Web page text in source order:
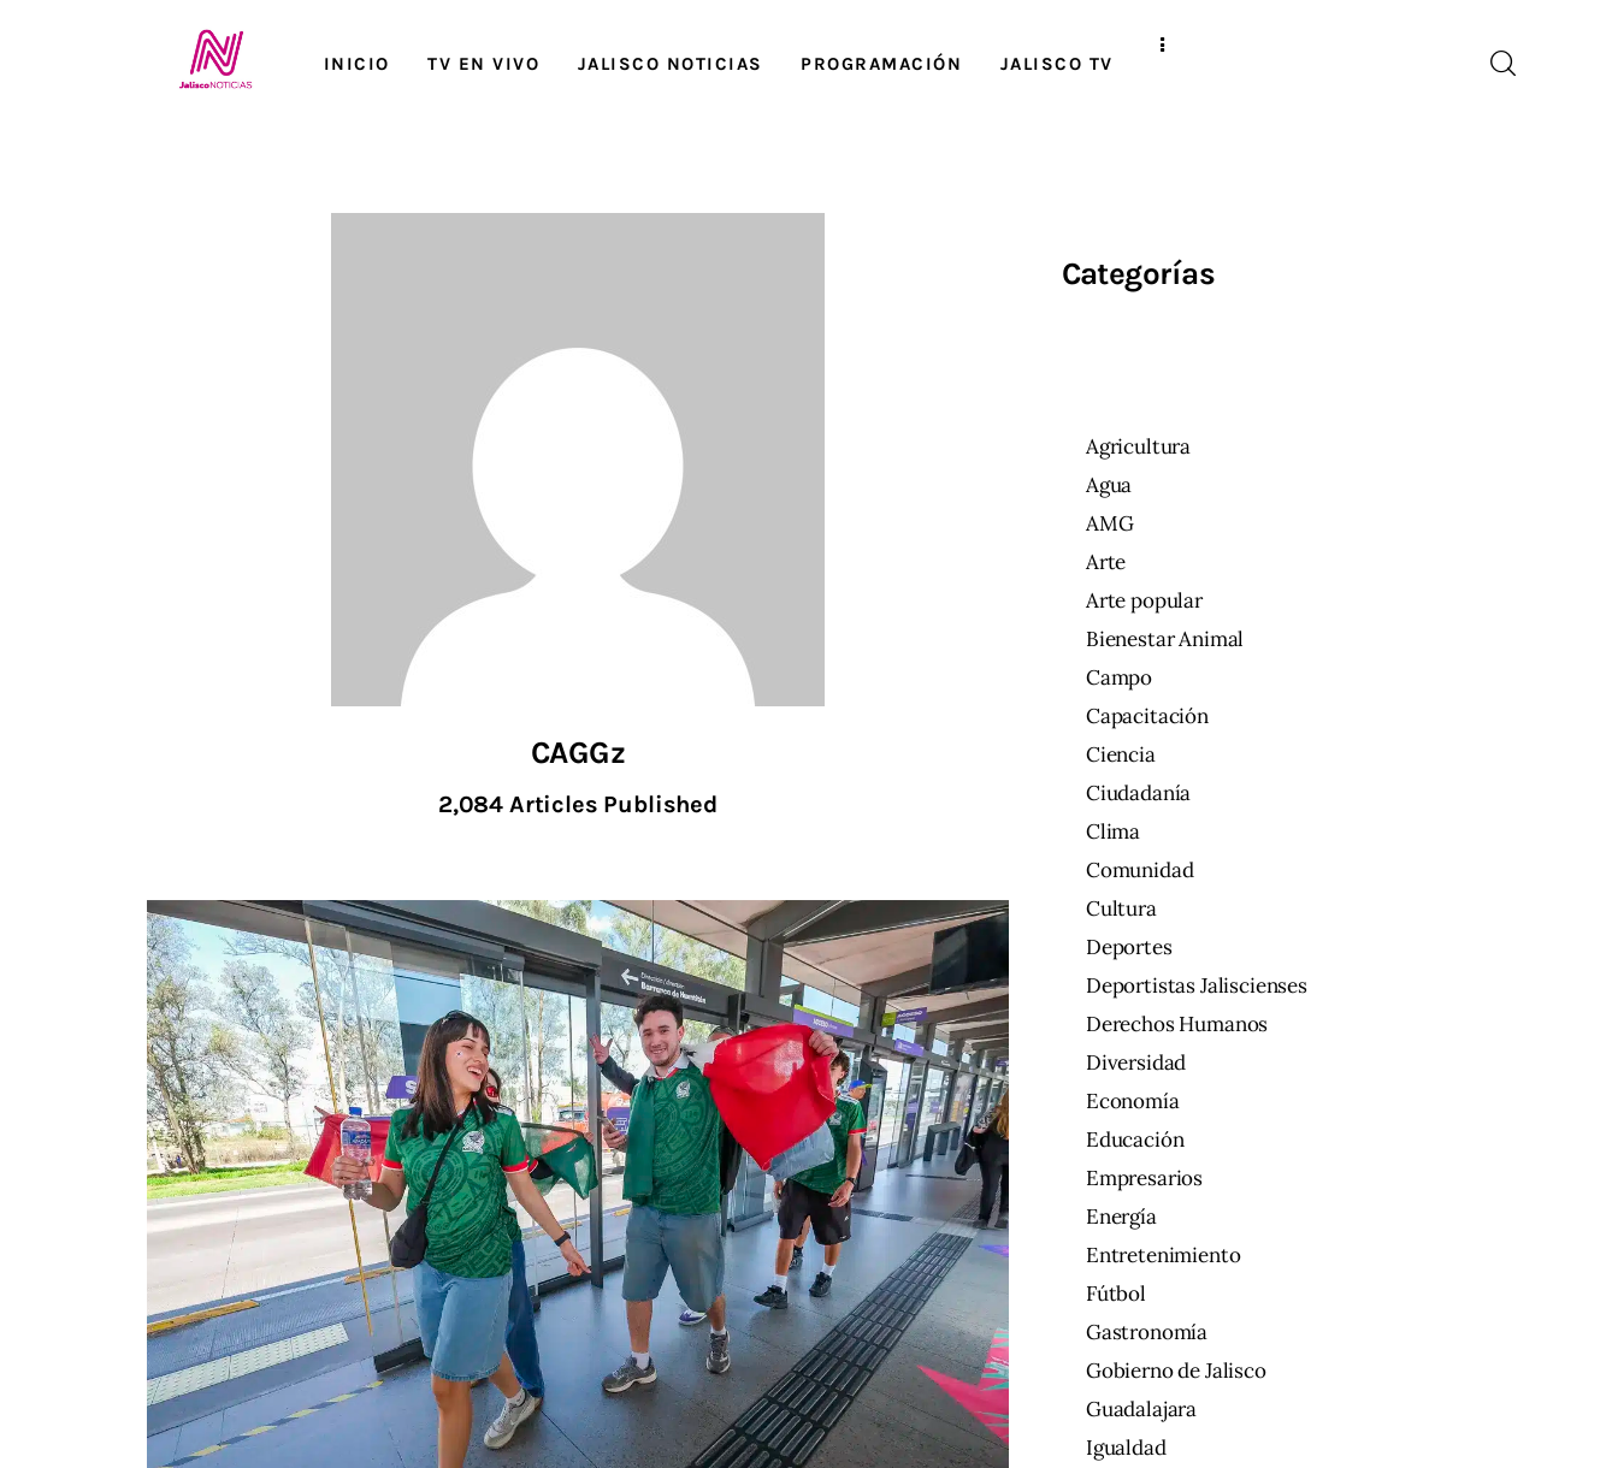
INICIO TV EN VIVO JALISCO NOTICIAS PROGRAMACIÓN JALISCO TV
CAGGz
2,084 Articles Published
Categorías
Agricultura
Agua
AMG
Arte
Arte popular
Bienestar Animal
Campo
Capacitación
Ciencia
Ciudadanía
Clima
Comunidad
Cultura
Deportes
Deportistas Jaliscienses
Derechos Humanos
Diversidad
Economía
Educación
Empresarios
Energía
Entretenimiento
Fútbol
Gastronomía
Gobierno de Jalisco
Guadalajara
Igualdad